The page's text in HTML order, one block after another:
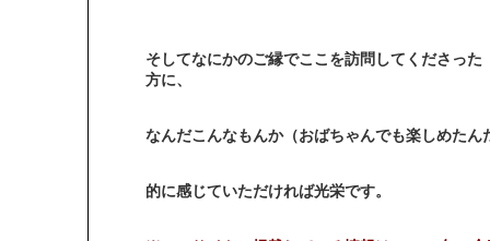
そしてなにかのご縁でここを訪問してくださっ
方に、
なんだこんなもんか（おばちゃんでも楽しめたん
的に感じていただければ光栄です。